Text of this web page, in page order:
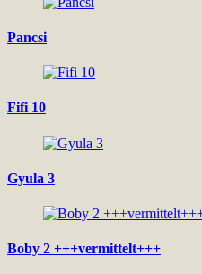
Pancsi
Fifi 10
Gyula 3
Boby 2 +++vermittelt+++